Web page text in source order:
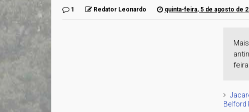
1 Redator Leonardo quinta-feira, 5 de agosto de
Belford